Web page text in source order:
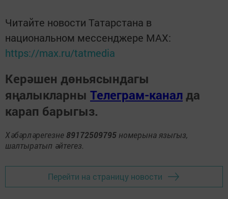
Читайте новости Татарстана в
национальном мессенджере MАХ:
https://max.ru/tatmedia
Керәшен дөньясындагы
яңалыкларны Телеграм-канал да
карап барыгыз.
Хәбәрләрегезне 89172509795 номерына языгыз,
шалтыратып әйтегез.
Перейти на страницу новости